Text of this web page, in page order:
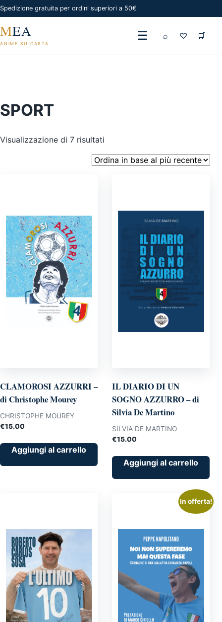
Spedizione gratuita per ordini superiori a 50€
MEA
ANIME SU CARTA
☰ ⌕ ♡ 🛒
SPORT
Visualizzazione di 7 risultati
base
CLAMOROSI AZZURRI –
di Christophe Mourey
CHRISTOPHE MOUREY
€15.00
Aggiungi al carrello
IL DIARIO DI UN
SOGNO AZZURRO – di
Silvia De Martino
SILVIA DE MARTINO
€15.00
Aggiungi al carrello
In offerta!